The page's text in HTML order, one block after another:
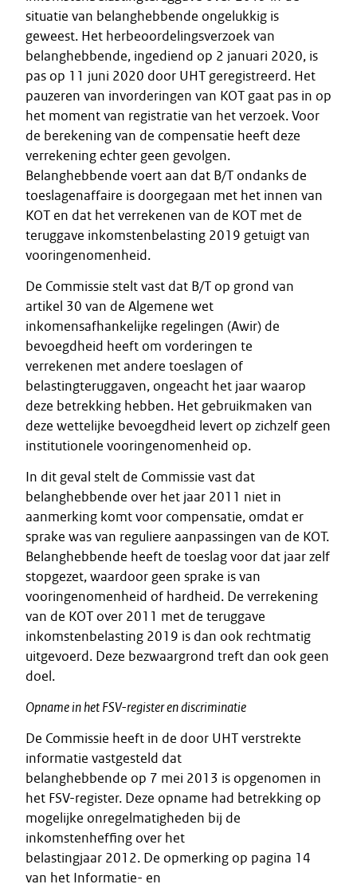
situatie van belanghebbende ongelukkig is
geweest. Het herbeoordelingsverzoek van
belanghebbende, ingediend op 2 januari 2020, is
pas op 11 juni 2020 door UHT geregistreerd. Het
pauzeren van invorderingen van KOT gaat pas in op
het moment van registratie van het verzoek. Voor
de berekening van de compensatie heeft deze
verrekening echter geen gevolgen.
Belanghebbende voert aan dat B/T ondanks de
toeslagenaffaire is doorgegaan met het innen van
KOT en dat het verrekenen van de KOT met de
teruggave inkomstenbelasting 2019 getuigt van
vooringenomenheid.
De Commissie stelt vast dat B/T op grond van
artikel 30 van de Algemene wet
inkomensafhankelijke regelingen (Awir) de
bevoegdheid heeft om vorderingen te
verrekenen met andere toeslagen of
belastingteruggaven, ongeacht het jaar waarop
deze betrekking hebben. Het gebruikmaken van
deze wettelijke bevoegdheid levert op zichzelf geen
institutionele vooringenomenheid op.
In dit geval stelt de Commissie vast dat
belanghebbende over het jaar 2011 niet in
aanmerking komt voor compensatie, omdat er
sprake was van reguliere aanpassingen van de KOT.
Belanghebbende heeft de toeslag voor dat jaar zelf
stopgezet, waardoor geen sprake is van
vooringenomenheid of hardheid. De verrekening
van de KOT over 2011 met de teruggave
inkomstenbelasting 2019 is dan ook rechtmatig
uitgevoerd. Deze bezwaargrond treft dan ook geen
doel.
Opname in het FSV-register en discriminatie
De Commissie heeft in de door UHT verstrekte
informatie vastgesteld dat
belanghebbende op 7 mei 2013 is opgenomen in
het FSV-register. Deze opname had betrekking op
mogelijke onregelmatigheden bij de
inkomstenheffing over het
belastingjaar 2012. De opmerking op pagina 14
van het Informatie- en